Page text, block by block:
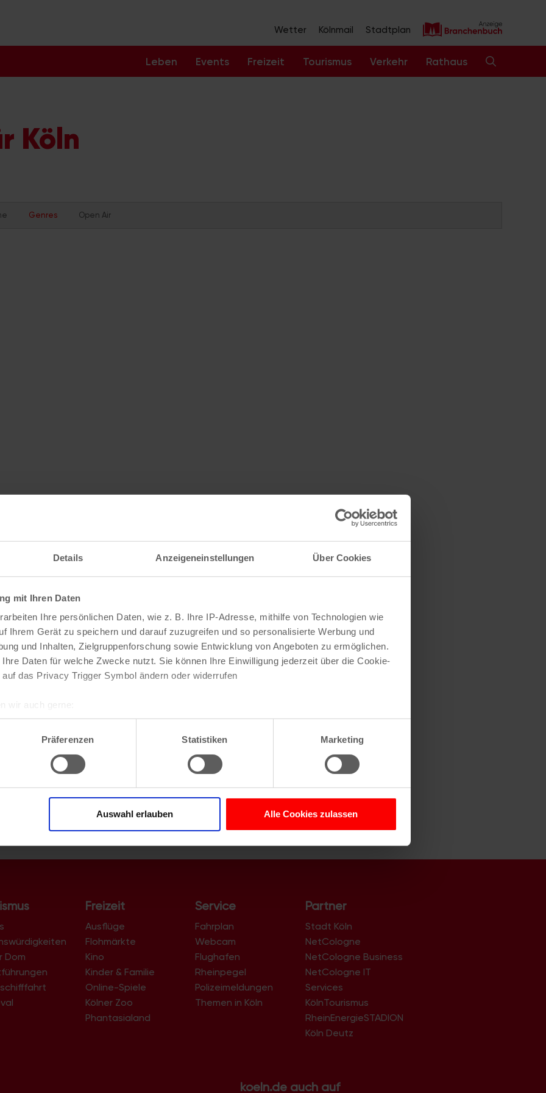
Details Anzeigeneinstellungen Über Cookies
mit Ihren Daten
Ihre persönlichen Daten, wie z. B. Ihre IP-Adresse, mithilfe von Technologien wie
Ihrem Gerät zu speichern und darauf zuzugreifen und so personalisierte Werbung und
und Inhalten, Zielgruppenforschung sowie Entwicklung von Angeboten zu ermöglichen.
Daten für welche Zwecke nutzt. Sie können Ihre Einwilligung jederzeit über die Cookie-
das Privacy Trigger Symbol ändern oder widerrufen
geografische Lage erfassen, welche bis auf einige Meter genau sein können
Scannen nach bestimmten Merkmalen (Fingerprinting) identifizieren
Ihre persönlichen Daten verarbeitet werden, und legen Sie Ihre Präferenzen imAbschnitt
und Anzeigen zu personalisieren, Funktionen für soziale Medien anbieten zu können
zu analysieren. Außerdem geben wir Informationen zu Ihrer Verwendung unserer
soziale Medien, Werbung und Analysen weiter. Unsere Partner führen diese Informationen
Präferenzen Statistiken Marketing
Auswahl erlauben Alle Cookies zulassen
Wetter Kölnmail Stadtplan
Leben Events Freizeit Tourismus Verkehr Rathaus
Köln
Genres Open Air
Köln
in diesem Genre/dieser Kategorie.
aktuellen Filme nach Genre/Kategorie geordnet.
Dom
Freizeit
Ausflüge
Flohmärkte
Kino
Kinder & Familie
Online-Spiele
Kölner Zoo
Phantasialand
Service
Fahrplan
Webcam
Flughafen
Rheinpegel
Polizeimeldungen
Themen in Köln
Partner
Stadt Köln
NetCologne
NetCologne Business
NetCologne IT
Services
KölnTourismus
RheinEnergieSTADION
Köln Deutz
koeln.de auch auf